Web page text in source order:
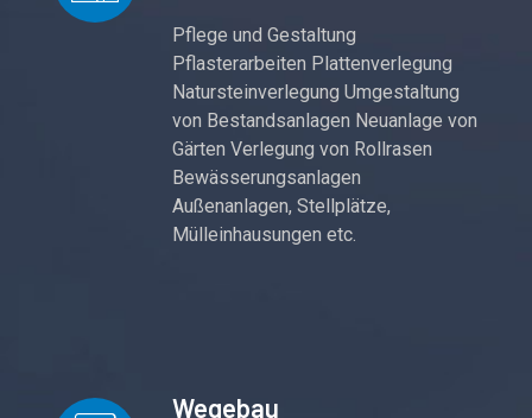
Pflege und Gestaltung
Pflasterarbeiten Plattenverlegung
Natursteinverlegung Umgestaltung
von Bestandsanlagen Neuanlage von
Gärten Verlegung von Rollrasen
Bewässerungsanlagen
Außenanlagen, Stellplätze,
Mülleinhausungen etc.
Wegebau